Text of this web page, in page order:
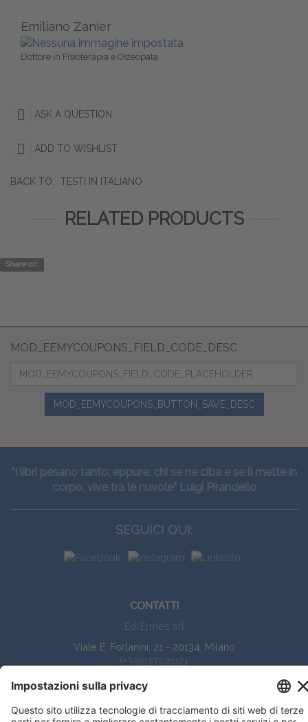
Emiliano Zanier
Dottore in Fisioterapia e Osteopata
ASK A QUESTION
ADD TO WISHLIST
BACK TO: TESTI IN ITALIANO
RELATED PRODUCTS
Share on:
MOD_EEMYCOUPONS_FIELD_CODE_DESC
MOD_EEMYCOUPONS_BUTTON_SAVE_DESC
“I libri pesano tanto: eppure, chi se ne ciba e se li mette in
corpo, vive tra le nuvole” Luigi Pirandello
SEGUICI QUI:
CONTATTI
Edi.Ermes srl
Viale E. Forlanini, 21 - 20134, Milano
(+39)027021121
Partita IVA e Codice Fiscale: 02254790153
ORARI